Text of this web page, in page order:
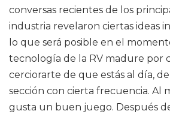
conversas recientes de los
industria revelaron ciertas ideas
lo que será posible en el
tecnología de la RV madure por
cerciorarte de que estás al día,
sección con cierta frecuencia. Al
gusta un buen juego. Después